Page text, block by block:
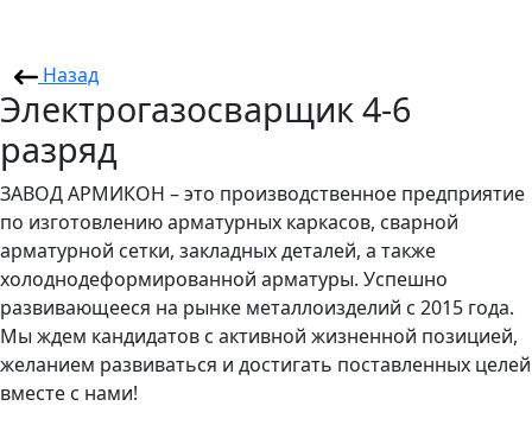
Назад
Электрогазосварщик 4-6
разряд
ЗАВОД АРМИКОН – это производственное предприятие
по изготовлению арматурных каркасов, сварной
арматурной сетки, закладных деталей, а также
холоднодеформированной арматуры. Успешно
развивающееся на рынке металлоизделий с 2015 года.
Мы ждем кандидатов с активной жизненной позицией,
желанием развиваться и достигать поставленных целей
вместе с нами!